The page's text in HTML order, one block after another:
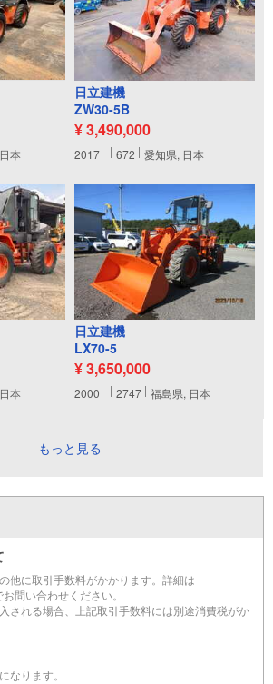
本
日立建機
ZW30-5B
¥ 3,490,000
2017 672 愛知県, 日本
本
日立建機
LX70-5
¥ 3,650,000
2000 2747 福島県, 日本
もっと見る
他に取引手数料がかかります。詳細は
問い合わせください。
される場合、上記取引手数料には別途消費税がか
なります。